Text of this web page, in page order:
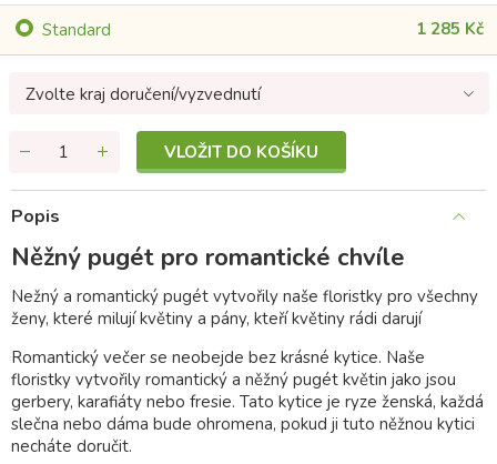
Standard
1 285 Kč
Zvolte kraj doručení/vyzvednutí
VLOŽIT DO KOŠÍKU
Popis
Něžný pugét pro romantické chvíle
Nežný a romantický pugét vytvořily naše floristky pro všechny
ženy, které milují květiny a pány, kteří květiny rádi darují
Romantický večer se neobejde bez krásné kytice. Naše
floristky vytvořily romantický a něžný pugét květin jako jsou
gerbery, karafiáty nebo fresie. Tato kytice je ryze ženská, každá
slečna nebo dáma bude ohromena, pokud ji tuto něžnou kytici
necháte doručit.